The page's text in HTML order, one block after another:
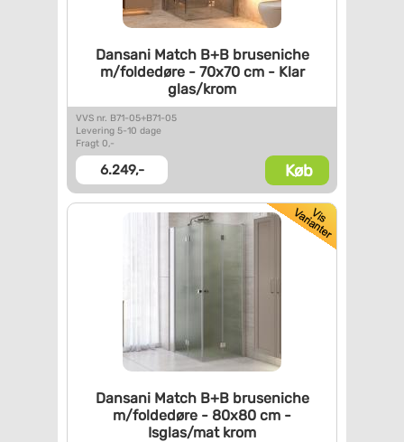
Dansani Match B+B bruseniche
m/foldedøre - 70x70 cm - Klar
glas/krom
VVS nr. B71-05+B71-05
Levering 5-10 dage
Fragt 0,-
6.249,- Køb
Dansani Match B+B bruseniche
m/foldedøre - 80x80 cm -
Isglas/mat krom